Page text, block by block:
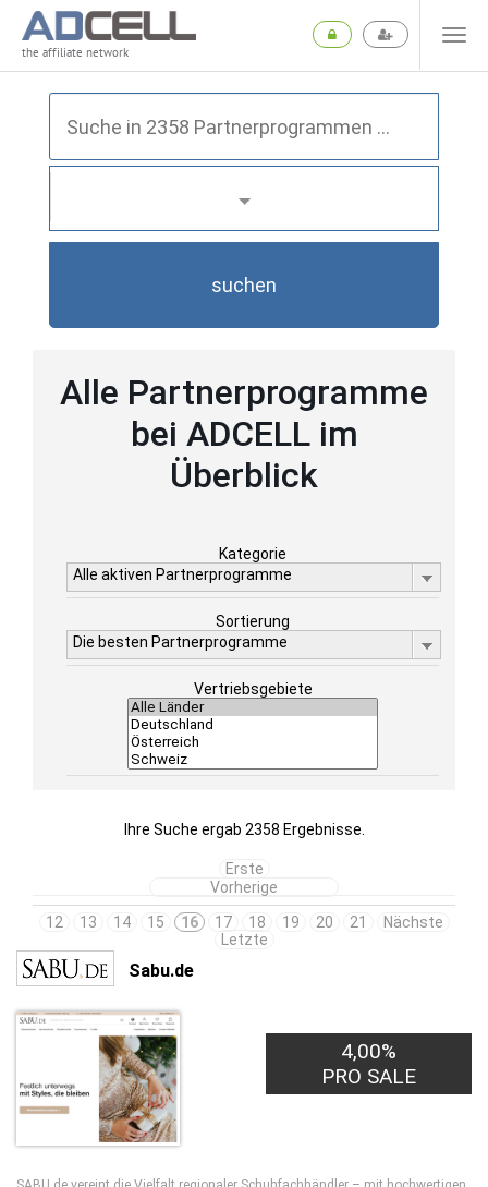
the affiliate network
suchen
Alle Partnerprogramme
bei ADCELL im
Überblick
Kategorie
Alle aktiven Partnerprogramme
Sortierung
Die besten Partnerprogramme
Vertriebsgebiete
Ihre Suche ergab 2358 Ergebnisse.
Erste
Vorherige
12
13 14 15 16 17 18 19 20 21
Nächste
Letzte
Sabu.de
4,00%
PRO SALE